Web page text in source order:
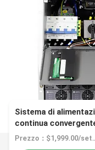
Sistema di
continua
Prezzo：